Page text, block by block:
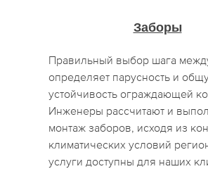
Заборы
Правильный выбор шага
определяет парусность и
устойчивость ограждающей
Инженеры рассчитают и
монтаж заборов, исходя из
климатических условий
услуги доступны для наших